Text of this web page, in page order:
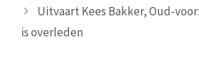
Uitvaart Kees Bakker, Oud-
is overleden